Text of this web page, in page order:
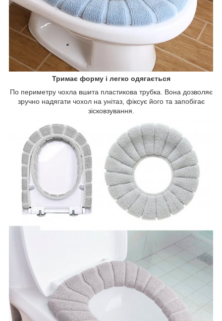
Тримає форму і легко одягається
По периметру чохла вшита пластикова трубка. Вона дозволяє
зручно надягати чохол на унітаз, фіксує його та запобігає
зісковзування.